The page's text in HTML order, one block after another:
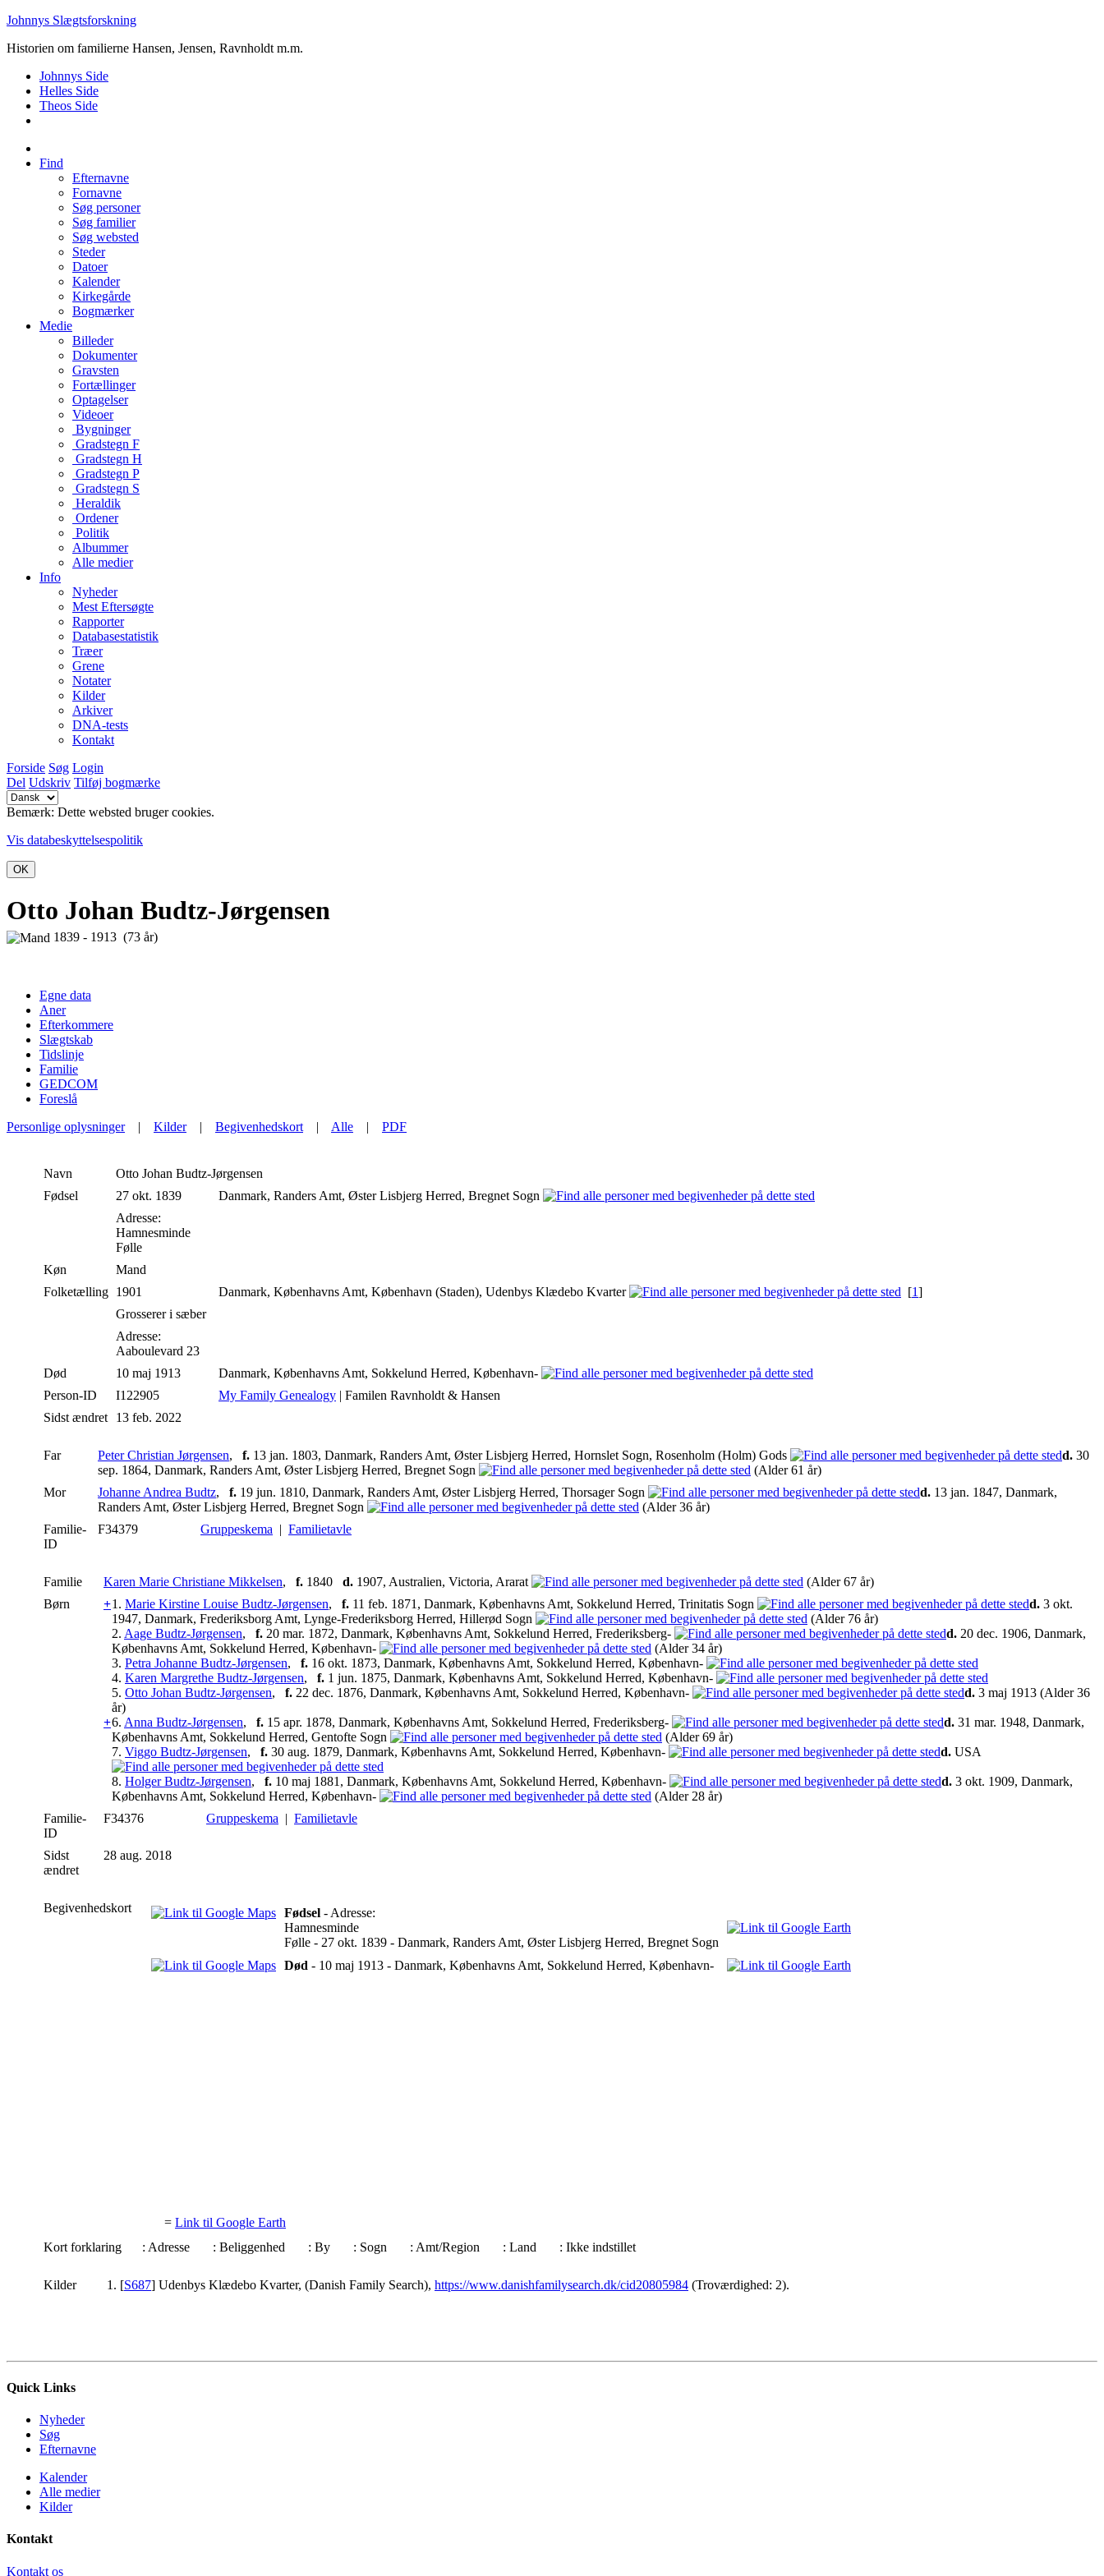
Johnnys Slægtsforskning
Historien om familierne Hansen, Jensen, Ravnholdt m.m.
Johnnys Side
Helles Side
Theos Side
Find
Efternavne
Fornavne
Søg personer
Søg familier
Søg websted
Steder
Datoer
Kalender
Kirkegårde
Bogmærker
Medie
Billeder
Dokumenter
Gravsten
Fortællinger
Optagelser
Videoer
Bygninger
Gradstegn F
Gradstegn H
Gradstegn P
Gradstegn S
Heraldik
Ordener
Politik
Albummer
Alle medier
Info
Nyheder
Mest Eftersøgte
Rapporter
Databasestatistik
Træer
Grene
Notater
Kilder
Arkiver
DNA-tests
Kontakt
Forside Søg Login
Del Udskriv Tilføj bogmærke
Bemærk: Dette websted bruger cookies.
Vis databeskyttelsespolitik
OK
Otto Johan Budtz-Jørgensen
1839 - 1913 (73 år)
Egne data
Aner
Efterkommere
Slægtskab
Tidslinje
Familie
GEDCOM
Foreslå
Personlige oplysninger| Kilder| Begivenhedskort| Alle | PDF
Navn Otto Johan Budtz-Jørgensen
Fødsel
27 okt. 1839
Danmark, Randers Amt, Øster Lisbjerg Herred, Bregnet Sogn
Adresse:
Hamnesminde
Følle
Køn
Mand
Folketælling 1901 Danmark, Københavns Amt, København (Staden), Udenbys Klædebo Kvarter [1]
Grosserer i sæber
Adresse:
Aaboulevard 23
Død
10 maj 1913
Danmark, Københavns Amt, Sokkelund Herred, København-
Person-ID
I122905 My Family Genealogy | Familen Ravnholdt & Hansen
Sidst ændret
13 feb. 2022
Far Peter Christian Jørgensen, f. 13 jan. 1803, Danmark, Randers Amt, Øster Lisbjerg Herred, Hornslet Sogn, Rosenholm (Holm) Gods d. 30
sep. 1864, Danmark, Randers Amt, Øster Lisbjerg Herred, Bregnet Sogn
(Alder 61 år)
Mor
Johanne Andrea Budtz, f. 19 jun. 1810, Danmark, Randers Amt, Øster Lisbjerg Herred, Thorsager Sogn d. 13 jan. 1847, Danmark,
Randers Amt, Øster Lisbjerg Herred, Bregnet Sogn
(Alder 36 år)
Familie-
ID
F34379 Gruppeskema | Familietavle
Familie Karen Marie Christiane Mikkelsen, f. 1840 d. 1907, Australien, Victoria, Ararat
(Alder 67 år)
Børn
+1. Marie Kirstine Louise Budtz-Jørgensen, f. 11 feb. 1871, Danmark, Københavns Amt, Sokkelund Herred, Trinitatis Sogn d. 3 okt.
1947, Danmark, Frederiksborg Amt, Lynge-Frederiksborg Herred, Hillerød Sogn
(Alder 76 år)
2. Aage Budtz-Jørgensen, f. 20 mar. 1872, Danmark, Københavns Amt, Sokkelund Herred, Frederiksberg- d. 20 dec. 1906, Danmark,
Københavns Amt, Sokkelund Herred, København-
(Alder 34 år)
3. Petra Johanne Budtz-Jørgensen, f. 16 okt. 1873, Danmark, Københavns Amt, Sokkelund Herred, København-
4. Karen Margrethe Budtz-Jørgensen, f. 1 jun. 1875, Danmark, Københavns Amt, Sokkelund Herred, København-
5. Otto Johan Budtz-Jørgensen, f. 22 dec. 1876, Danmark, Københavns Amt, Sokkelund Herred, København- d. 3 maj 1913 (Alder 36
år)
+6. Anna Budtz-Jørgensen, f. 15 apr. 1878, Danmark, Københavns Amt, Sokkelund Herred, Frederiksberg- d. 31 mar. 1948, Danmark,
Københavns Amt, Sokkelund Herred, Gentofte Sogn
(Alder 69 år)
7. Viggo Budtz-Jørgensen, f. 30 aug. 1879, Danmark, Københavns Amt, Sokkelund Herred, København- d. USA
8. Holger Budtz-Jørgensen, f. 10 maj 1881, Danmark, Københavns Amt, Sokkelund Herred, København- d. 3 okt. 1909, Danmark,
Københavns Amt, Sokkelund Herred, København-
(Alder 28 år)
Familie-
ID
F34376 Gruppeskema | Familietavle
Sidst
ændret
28 aug. 2018
Begivenhedskort Fødsel - Adresse:
Hamnesminde
Følle - 27 okt. 1839 - Danmark, Randers Amt, Øster Lisbjerg Herred, Bregnet Sogn
Død - 10 maj 1913 - Danmark, Københavns Amt, Sokkelund Herred, København-
= Link til Google Earth
Kort forklaring
: Adresse : Beliggenhed : By : Sogn : Amt/Region : Land : Ikke indstillet
Kilder [S687] Udenbys Klædebo Kvarter, (Danish Family Search), https://www.danishfamilysearch.dk/cid20805984 (Troværdighed: 2).
Quick Links
Nyheder
Søg
Efternavne
Kalender
Alle medier
Kilder
Kontakt
Kontakt os